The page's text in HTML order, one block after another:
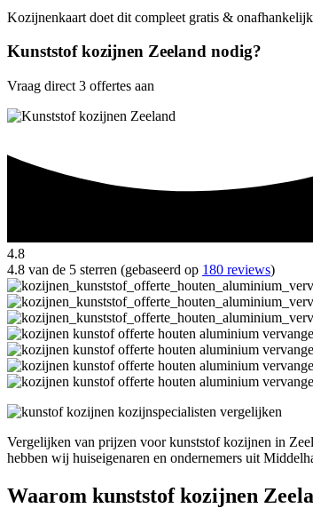
Kozijnenkaart doet dit compleet gratis &
Kunststof kozijnen Zeeland nodig?
Vraag direct 3 offertes aan
4.8
4.8 van de 5 sterren (gebaseerd op 180 reviews)
Vergelijken van prijzen voor kunststof kozijnen in
hebben wij huiseigenaren en ondernemers uit
Waarom kunststof kozijnen